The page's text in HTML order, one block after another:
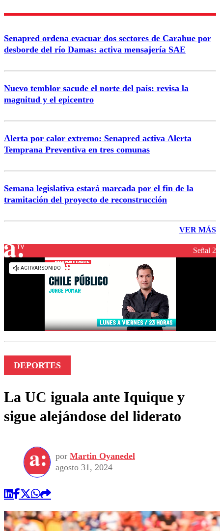
Enviar comentario
Senapred ordena evacuar dos sectores de Carahue por
desborde del río Damas: activa mensajería SAE
Nuevo temblor sacude el norte del país: revisa la
magnitud y el epicentro
Alerta por calor extremo: Senapred activa Alerta
Temprana Preventiva en tres comunas
Semana legislativa estará marcada por el fin de la
tramitación del proyecto de reconstrucción
VER MÁS
Señal 2
DEPORTES
La UC iguala ante Iquique y
sigue alejándose del liderato
por Martin Oyanedel
agosto 31, 2024